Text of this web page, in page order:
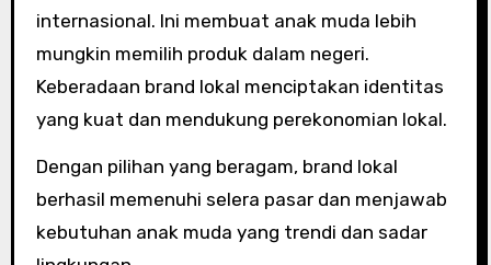
internasional. Ini membuat anak muda lebih
mungkin memilih produk dalam negeri.
Keberadaan brand lokal menciptakan identitas
yang kuat dan mendukung perekonomian lokal.
Dengan pilihan yang beragam, brand lokal
berhasil memenuhi selera pasar dan menjawab
kebutuhan anak muda yang trendi dan sadar